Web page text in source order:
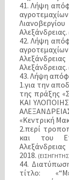
41. Λήψη
Αλεξάνδρειας.
42. Λήψη
Αλεξάνδρειας.
43. Λήψη
1.για την
της πράξης
ΚΑΙ
«Κεντρική
2.περί
και του
2018.
44.
τίτλο: